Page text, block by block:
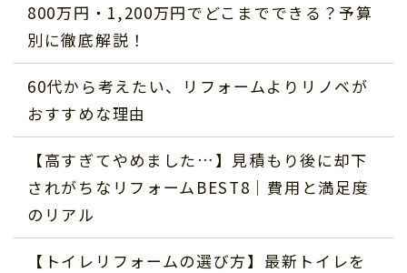
800万円・1,200万円でどこまでできる？予算
別に徹底解説！
60代から考えたい、リフォームよりリノベが
おすすめな理由
【高すぎてやめました…】見積もり後に却下
されがちなリフォームBEST8｜費用と満足度
のリアル
【トイレリフォームの選び方】最新トイレを